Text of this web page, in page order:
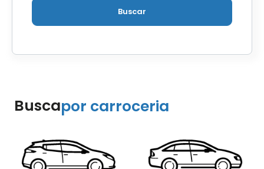
Buscar
Buscapor carroceria